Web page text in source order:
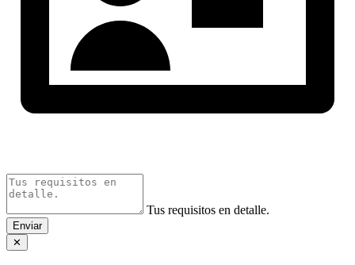
Tus requisitos en detalle.
Enviar
✕